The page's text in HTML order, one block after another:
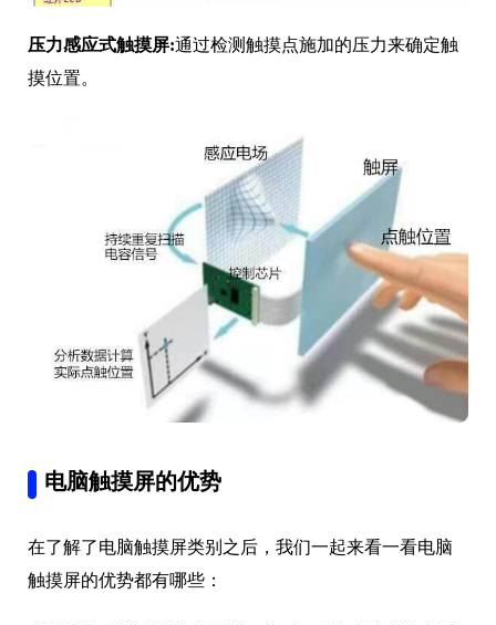
压力感应式触摸屏:通过检测触摸点施加的压力来确定触
摸位置。
电脑触摸屏的优势
在了解了电脑触摸屏类别之后，我们一起来看一看电脑
触摸屏的优势都有哪些：